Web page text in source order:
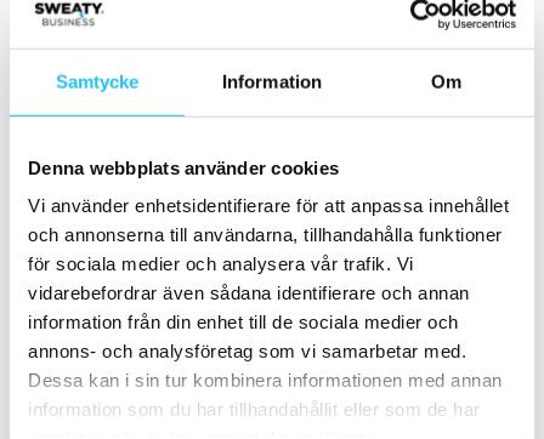
Samtycke Information Om
Denna webbplats använder cookies
Vi använder enhetsidentifierare för att anpassa innehållet
och annonserna till användarna, tillhandahålla funktioner
för sociala medier och analysera vår trafik. Vi
vidarebefordrar även sådana identifierare och annan
information från din enhet till de sociala medier och
annons- och analysföretag som vi samarbetar med.
Dessa kan i sin tur kombinera informationen med annan
information som du har tillhandahållit eller som de har
Sweaty Business – sänker
2025/26 – Sweaty Business
Henrik Valis